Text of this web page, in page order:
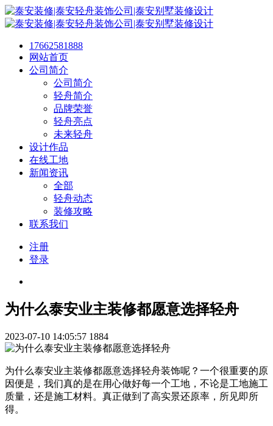
17662581888
网站首页
公司简介
公司简介
轻舟简介
品牌荣誉
轻舟亮点
未来轻舟
设计作品
在线工地
新闻资讯
全部
轻舟动态
装修攻略
联系我们
注册
登录
为什么泰安业主装修都愿意选择轻舟
2023-07-10 14:05:57 1884
为什么泰安业主装修都愿意选择轻舟装饰呢？一个很重要的原
因便是，我们真的是在用心做好每一个工地，不论是工地施工
质量，还是施工材料。真正做到了高实景还原率，所见即所
得。